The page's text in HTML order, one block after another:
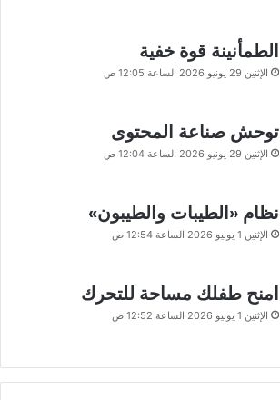
الطمأنينة قوة خفية
الإثنين 29 يونيو 2026 الساعة 12:05 ص
توحش صناعة المحتوى
الإثنين 29 يونيو 2026 الساعة 12:04 ص
نظام «الطيبات والطيبون»
الإثنين 1 يونيو 2026 الساعة 12:54 ص
امنح طفلك مساحة للتحرك
الإثنين 1 يونيو 2026 الساعة 12:52 ص